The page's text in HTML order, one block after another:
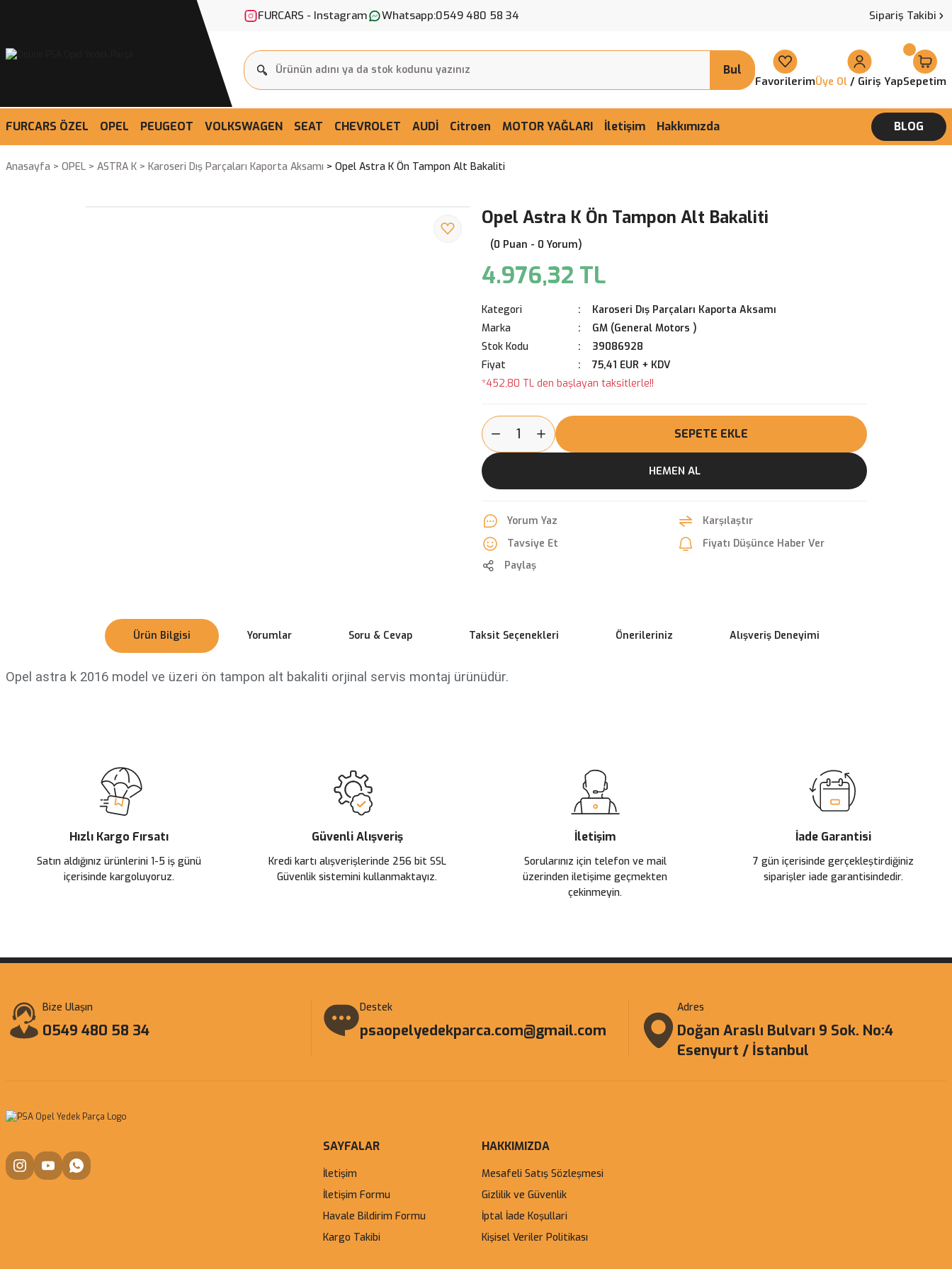
FURCARS - Instagram Whatsapp:0549 480 58 34 Sipariş Takibi
Bul
FavorilerimÜye Ol / Giriş YapSepetim
FURCARS ÖZEL OPEL PEUGEOT VOLKSWAGEN SEAT CHEVROLET AUDİ Citroen MOTOR YAĞLARI İletişim Hakkımızda BLOG
Anasayfa OPEL ASTRA K Karoseri Dış Parçaları Kaporta Aksamı Opel Astra K Ön Tampon Alt Bakaliti
Opel Astra K Ön Tampon Alt Bakaliti
(0 Puan - 0 Yorum)
4.976,32 TL
Kategori
Karoseri Dış Parçaları Kaporta Aksamı
Marka
GM (General Motors )
Stok Kodu
39086928
Fiyat
75,41 EUR + KDV
*452,80 TL den başlayan taksitlerle!!
SEPETE EKLE
HEMEN AL
Yorum Yaz
Karşılaştır
Tavsiye Et
Fiyatı Düşünce Haber Ver
Paylaş
Ürün Bilgisi Yorumlar Soru & Cevap Taksit Seçenekleri Önerileriniz Alışveriş Deneyimi
Opel astra k 2016 model ve üzeri ön tampon alt bakaliti orjinal servis montaj ürünüdür.
Ürün açıklamasında eksik bilgiler bulunuyor.
Ürün bilgilerinde hatalar bulunuyor.
Ürün fiyatı diğer sitelerden daha pahalı.
Bu ürüne benzer farklı alternatifler olmalı.
Hızlı Kargo Fırsatı
Satın aldığınız ürünlerini 1-5 iş günü
içerisinde kargoluyoruz.
Güvenli Alışveriş
Kredi kartı alışverişlerinde 256 bit SSL
Güvenlik sistemini kullanmaktayız.
İletişim
Sorularınız için telefon ve mail
üzerinden iletişime geçmekten
çekinmeyin.
İade Garantisi
7 gün içerisinde gerçekleştirdiğiniz
siparişler iade garantisindedir.
Bize Ulaşın
0549 480 58 34
Destek
psaopelyedekparca.com@gmail.com
Adres
Doğan Araslı Bulvarı 9 Sok. No:4
Esenyurt / İstanbul
SAYFALAR
İletişim
İletişim Formu
Havale Bildirim Formu
Kargo Takibi
HAKKIMIZDA
Mesafeli Satış Sözleşmesi
Gizlilik ve Güvenlik
İptal İade Koşullari
Kişisel Veriler Politikası